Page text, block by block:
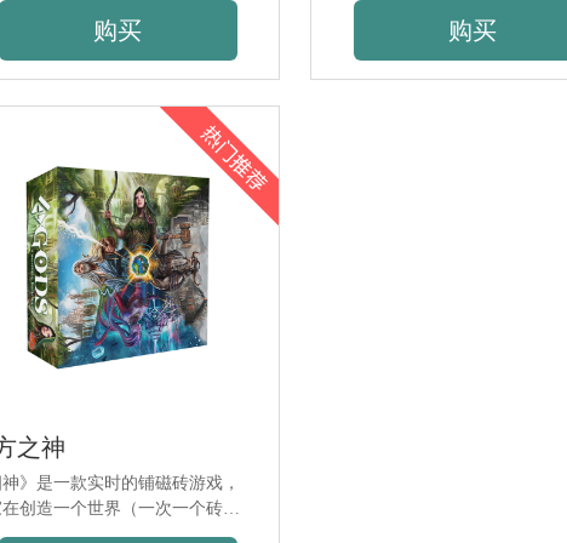
购买 购买
之神
神》是一款实时的铺磁砖游戏，
创造一个世界（一次一个砖
之前，先宣称自己的世界四神之